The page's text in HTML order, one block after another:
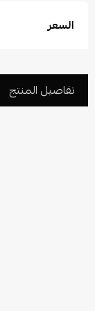
السعر
تفاصيل المنتج